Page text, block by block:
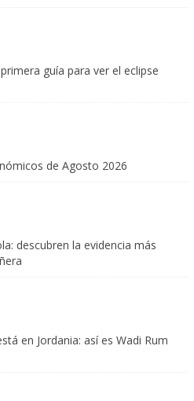
guía para ver el eclipse
de Agosto 2026
descubren la evidencia más
en Jordania: así es Wadi Rum